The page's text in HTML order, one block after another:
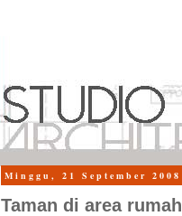
Minggu, 21 September 2008
Taman di area rumah